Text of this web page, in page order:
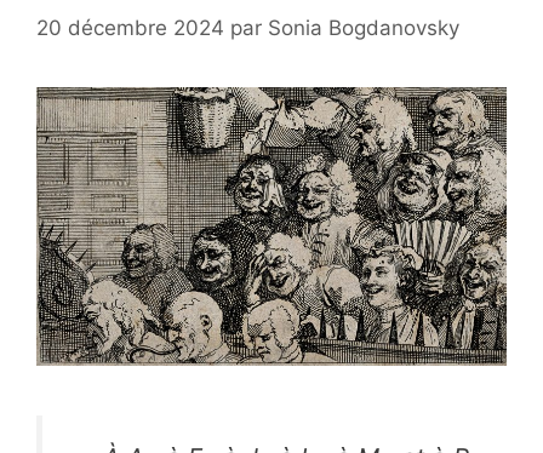
20 décembre 2024 par Sonia Bogdanovsky